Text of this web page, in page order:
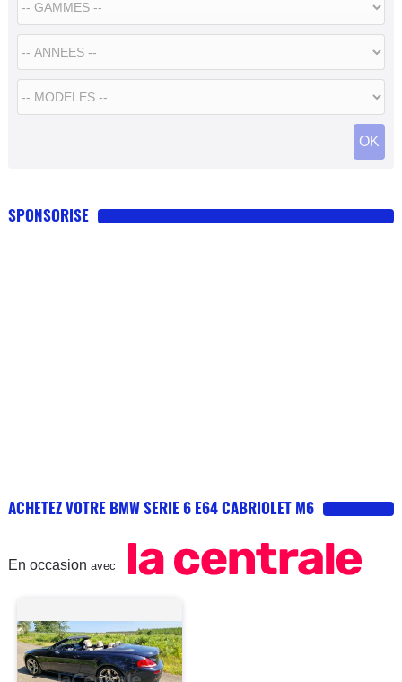
SPONSORISE
ACHETEZ VOTRE BMW SERIE 6 E64 CABRIOLET M6
En occasion avec